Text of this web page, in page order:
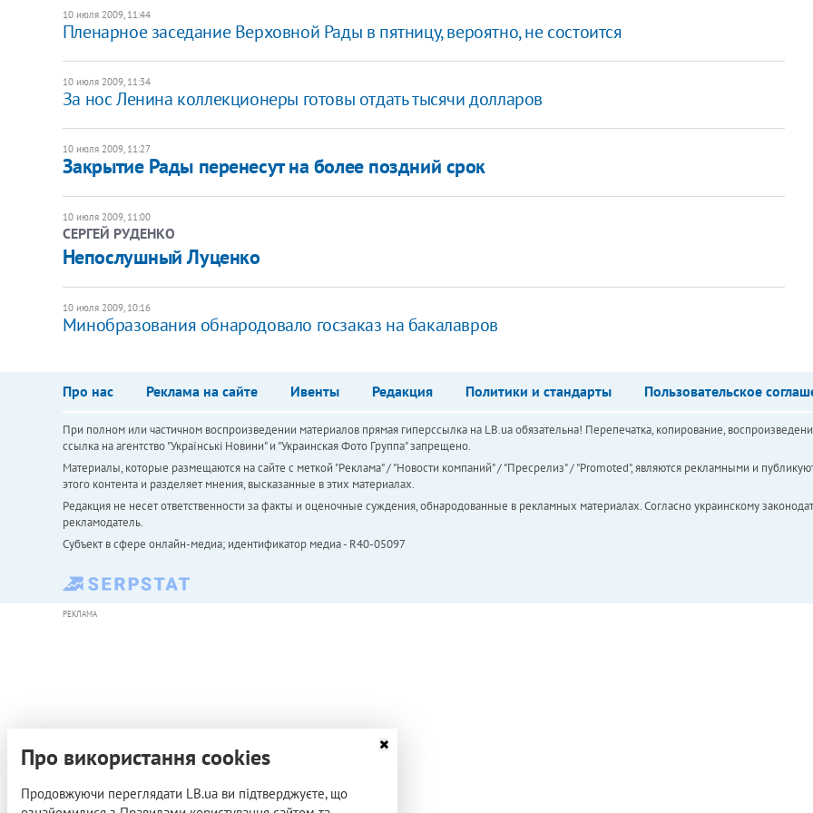
10 июля 2009, 11:44
Пленарное заседание Верховной Рады в пятницу, вероятно, не состоится
10 июля 2009, 11:34
За нос Ленина коллекционеры готовы отдать тысячи долларов
10 июля 2009, 11:27
Закрытие Рады перенесут на более поздний срок
10 июля 2009, 11:00
СЕРГЕЙ РУДЕНКО
Непослушный Луценко
10 июля 2009, 10:16
Минобразования обнародовало госзаказ на бакалавров
Про нас Реклама на сайте Ивенты Редакция Политики и стандарты Пользовательское
При полном или частичном воспроизведении материалов прямая гиперссылка на LB.ua обязательна! Перепечатка, копирование,
ссылка на агентство "Українськi Новини" и "Украинская Фото Группа" запрещено.
Материалы, которые размещаются на сайте с меткой "Реклама" / "Новости компаний" / "Пресрелиз" / "Promoted", являются рекламными и
этого контента и разделяет мнения, высказанные в этих материалах.
Редакция не несет ответственности за факты и оценочные суждения, обнародованные в рекламных материалах. Согласно украинскому
рекламодатель.
Субъект в сфере онлайн-медиа; идентификатор медиа - R40-05097
РЕКЛАМА
Про використання cookies
Продовжуючи переглядати LB.ua ви підтверджуєте, що